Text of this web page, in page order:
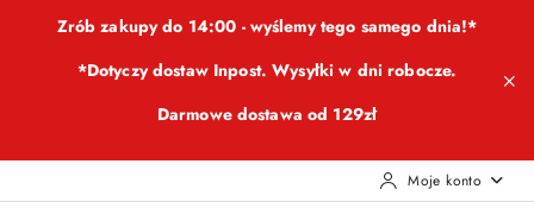
Przejdź do treści głównej
Przejdź do wyszukiwarki
Przejdź do moje konto
Przejdź do menu głównego
Przejdź do opisu produktu
Przejdź do stopki
Zrób zakupy do 14:00 - wyślemy tego samego dnia!*
*Dotyczy dostaw Inpost. Wysyłki w dni robocze.
Darmowe dostawa od 129zł
Moje konto